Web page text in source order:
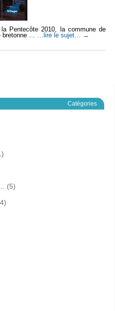
Pentecôte 2010, la commune de
bretonne … …lire le sujet… →
Catégories
(5)